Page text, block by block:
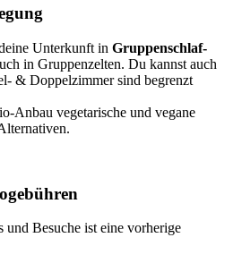
Unterkunft in Grup­pen­schlaf­
in Gruppenzelten. Du kannst auch
& Doppelzimmer sind begrenzt
Anbau vegetarische und vegane
und Besuche ist eine vorherige